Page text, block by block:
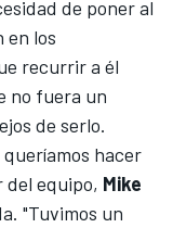
de poner al
en los
recurrir a él
no fuera un
de serlo.
hacer
equipo, Mike
"Tuvimos un